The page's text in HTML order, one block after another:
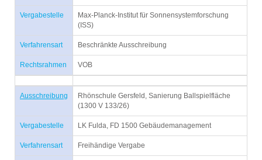
Vergabestelle
Max-Planck-Institut für Sonnensystemforschung
(ISS)
Verfahrensart Beschränkte Ausschreibung
Rechtsrahmen VOB
Ausschreibung
Rhönschule Gersfeld, Sanierung Ballspielfläche
(1300 V 133/26)
Vergabestelle LK Fulda, FD 1500 Gebäudemanagement
Verfahrensart Freihändige Vergabe